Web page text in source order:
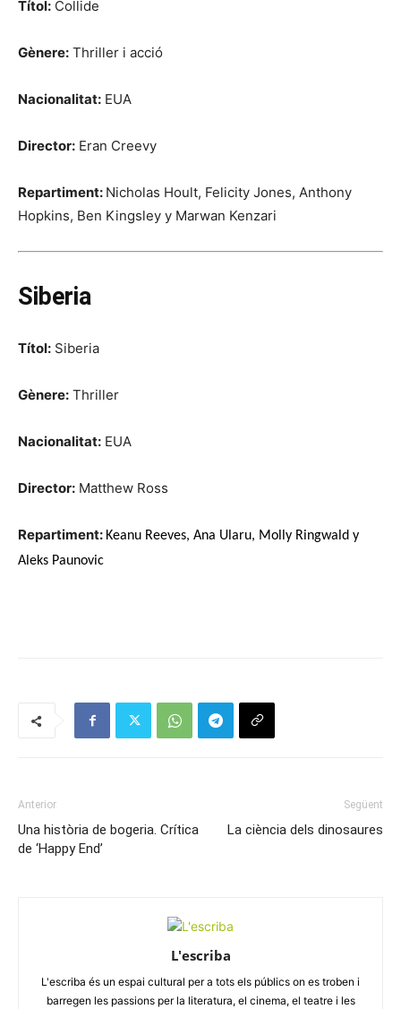
Títol: Collide
Gènere: Thriller i acció
Nacionalitat: EUA
Director: Eran Creevy
Repartiment: Nicholas Hoult, Felicity Jones, Anthony
Hopkins, Ben Kingsley y Marwan Kenzari
Siberia
Títol: Siberia
Gènere: Thriller
Nacionalitat: EUA
Director: Matthew Ross
Repartiment: Keanu Reeves, Ana Ularu, Molly Ringwald y
Aleks Paunovic
Anterior
Una història de bogeria. Crítica
de ‘Happy End’
Següent
La ciència dels dinosaures
L'escriba
L'escriba és un espai cultural per a tots els públics on es troben i
barregen les passions per la literatura, el cinema, el teatre i les